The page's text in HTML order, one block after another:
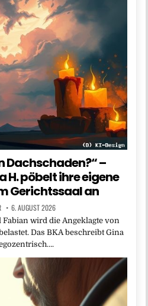
Dachschaden?“ –
H. pöbelt ihre eigene
Gerichtssaal an
6. AUGUST 2026
wird die Angeklagte von
Das BKA beschreibt Gina